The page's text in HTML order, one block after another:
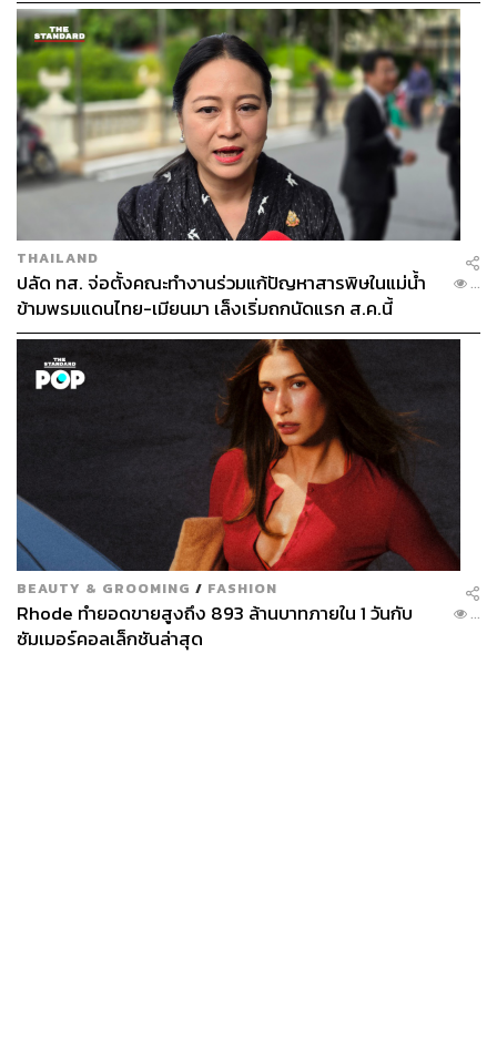
THAILAND
ปลัด ทส. จ่อตั้งคณะทำงานร่วมแก้ปัญหาสารพิษในแม่น้ำ
ข้ามพรมแดนไทย-เมียนมา เล็งเริ่มถกนัดแรก ส.ค.นี้
...
BEAUTY & GROOMING / FASHION
Rhode ทำยอดขายสูงถึง 893 ล้านบาทภายใน 1 วันกับ
ซัมเมอร์คอลเล็กชันล่าสุด
...